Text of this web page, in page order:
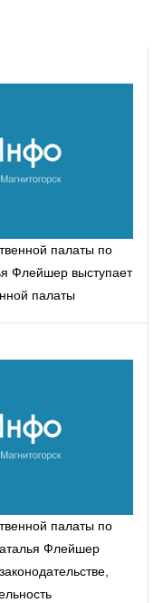
палаты по
Флейшер выступает
палаты
палаты по
Флейшер